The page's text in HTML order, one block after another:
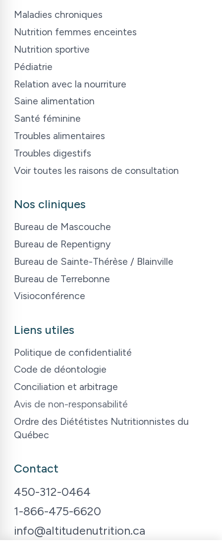
Maladies chroniques
Nutrition femmes enceintes
Nutrition sportive
Pédiatrie
Relation avec la nourriture
Saine alimentation
Santé féminine
Troubles alimentaires
Troubles digestifs
Voir toutes les raisons de consultation
Nos cliniques
Bureau de Mascouche
Bureau de Repentigny
Bureau de Sainte-Thérèse / Blainville
Bureau de Terrebonne
Visioconférence
Liens utiles
Politique de confidentialité
Code de déontologie
Conciliation et arbitrage
Avis de non-responsabilité
Ordre des Diététistes Nutritionnistes du
Québec
Contact
450-312-0464
1-866-475-6620
info@altitudenutrition.ca